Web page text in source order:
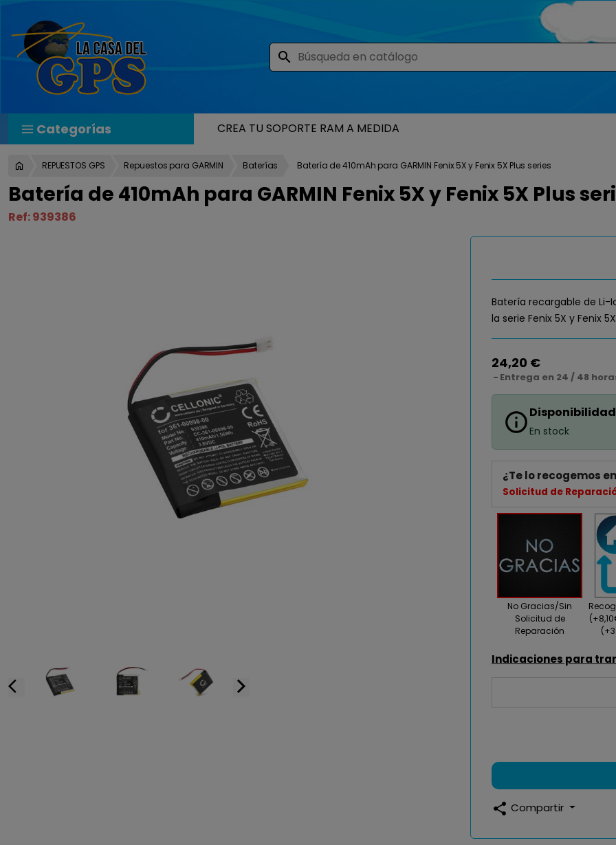
search
Categorías CREA TU SOPORTE RAM A MEDIDA
REPUESTOS GPS Repuestos para GARMIN Baterías Batería de 410mAh para GARMIN Fenix 5X y Fenix 5X Plus series
Batería de 410mAh para GARMIN Fenix 5X y Fenix 5X Plus
Ref:939386
arrow_back_ios arrow_forward_ios
Batería recargable de Li-
la serie Fenix 5X y Fenix
24,20 €
Entrega en 24 / 48
info_outlineDisponibilidad
En stock
¿Te lo recogemos
Solicitud de
No Gracias/Sin
Solicitud de
Reparación
Indicaciones para
share Compartir